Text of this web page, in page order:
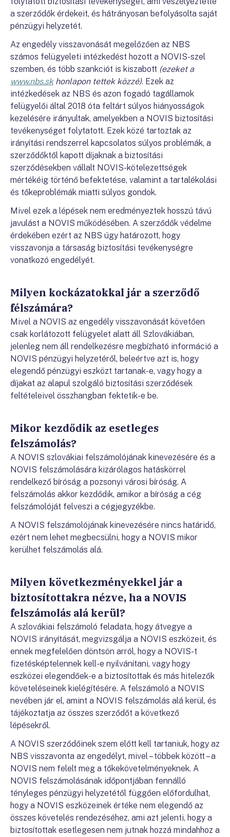
a szerződők érdekeit, és hátrányosan befolyásolta saját
pénzügyi helyzetét.
Az engedély visszavonását megelőzően az NBS
számos felügyeleti intézkedést hozott a NOVIS-szel
szemben, és több szankciót is kiszabott (ezeket a
www.nbs.skhonlapon tettek közzé). Ezek az
intézkedések az NBS és azon fogadó tagállamok
felügyelői által 2018 óta feltárt súlyos hiányosságok
kezelésére irányultak, amelyekben a NOVIS biztosítási
tevékenységet folytatott. Ezek közé tartoztak az
irányítási rendszerrel kapcsolatos súlyos problémák, a
szerződőktől kapott díjaknak a biztosítási
szerződésekben vállalt NOVIS-kötelezettségek
mértékéig történő befektetése, valamint a tartalékolási
és tőkeproblémák miatti súlyos gondok.
Mivel ezek a lépések nem eredményeztek hosszú távú
javulást a NOVIS működésében. A szerződők védelme
érdekében ezért az NBS úgy határozott, hogy
visszavonja a társaság biztosítási tevékenységre
vonatkozó engedélyét.
Milyen kockázatokkal jár a szerződő
félszámára?
Mivel a NOVIS az engedély visszavonását követően
csak korlátozott felügyelet alatt áll Szlovákiában,
jelenleg nem áll rendelkezésre megbízható információ a
NOVIS pénzügyi helyzetéről, beleértve azt is, hogy
elegendő pénzügyi eszközt tartanak-e, vagy hogy a
díjakat az alapul szolgáló biztosítási szerződések
feltételeivel összhangban fektetik-e be.
Mikor kezdődik az esetleges
felszámolás?
A NOVIS szlovákiai felszámolójának kinevezésére és a
NOVIS felszámolására kizárólagos hatáskörrel
rendelkező bíróság a pozsonyi városi bíróság. A
felszámolás akkor kezdődik, amikor a bíróság a cég
felszámolóját felveszi a cégjegyzékbe.
A NOVIS felszámolójának kinevezésére nincs határidő,
ezért nem lehet megbecsülni, hogy a NOVIS mikor
kerülhet felszámolás alá.
Milyen következményekkel jár a
biztosítottakra nézve, ha a NOVIS
felszámolás alá kerül?
A szlovákiai felszámoló feladata, hogy átvegye a
NOVIS irányítását, megvizsgálja a NOVIS eszközeit, és
ennek megfelelően döntsön arról, hogy a NOVIS-t
fizetésképtelennek kell-e nyilvánítani, vagy hogy
eszközei elegendőek-e a biztosítottak és más hitelezők
követeléseinek kielégítésére. A felszámoló a NOVIS
nevében jár el, amint a NOVIS felszámolás alá kerül, és
tájékoztatja az összes szerződőt a következő
lépésekről.
A NOVIS szerződőinek szem előtt kell tartaniuk, hogy az
NBS visszavonta az engedélyt, mivel – többek között – a
NOVIS nem felelt meg a tőkekövetelményeknek. A
NOVIS felszámolásának időpontjában fennálló
tényleges pénzügyi helyzetétől függően előfordulhat,
hogy a NOVIS eszközeinek értéke nem elegendő az
összes követelés rendezéséhez, ami azt jelenti, hogy a
biztosítottak esetlegesen nem jutnak hozzá mindahhoz a